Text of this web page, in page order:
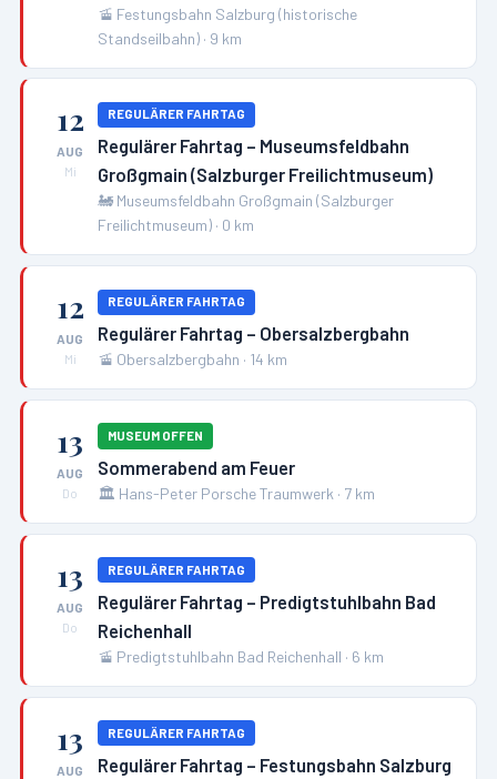
🚡 Festungsbahn Salzburg (historische
Standseilbahn) · 9 km
12
AUG
Mi
REGULÄRER FAHRTAG
Regulärer Fahrtag – Museumsfeldbahn
Großgmain (Salzburger Freilichtmuseum)
🚂 Museumsfeldbahn Großgmain (Salzburger
Freilichtmuseum) · 0 km
12
AUG
Mi
REGULÄRER FAHRTAG
Regulärer Fahrtag – Obersalzbergbahn
🚡 Obersalzbergbahn · 14 km
13
AUG
Do
MUSEUM OFFEN
Sommerabend am Feuer
🏛️ Hans-Peter Porsche Traumwerk · 7 km
13
AUG
Do
REGULÄRER FAHRTAG
Regulärer Fahrtag – Predigtstuhlbahn Bad
Reichenhall
🚡 Predigtstuhlbahn Bad Reichenhall · 6 km
13
AUG
REGULÄRER FAHRTAG
Regulärer Fahrtag – Festungsbahn Salzburg